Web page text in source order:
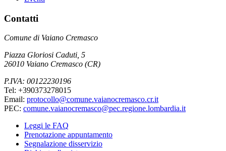
Contatti
Comune di Vaiano Cremasco
Piazza Gloriosi Caduti, 5
26010 Vaiano Cremasco (CR)
P.IVA: 00122230196
Tel: +390373278015
Email: protocollo@comune.vaianocremasco.cr.it
PEC: comune.vaianocremasco@pec.regione.lombardia.it
Leggi le FAQ
Prenotazione appuntamento
Segnalazione disservizio